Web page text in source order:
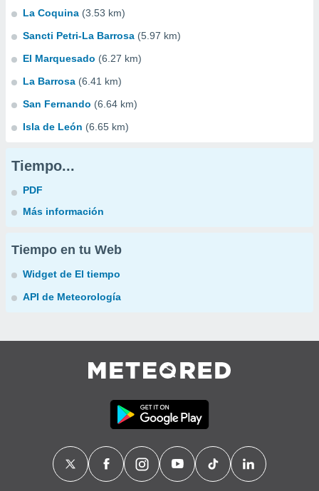
La Coquina (3.53 km)
Sancti Petri-La Barrosa (5.97 km)
El Marquesado (6.27 km)
La Barrosa (6.41 km)
San Fernando (6.64 km)
Isla de León (6.65 km)
Tiempo...
PDF
Más información
Tiempo en tu Web
Widget de El tiempo
API de Meteorología